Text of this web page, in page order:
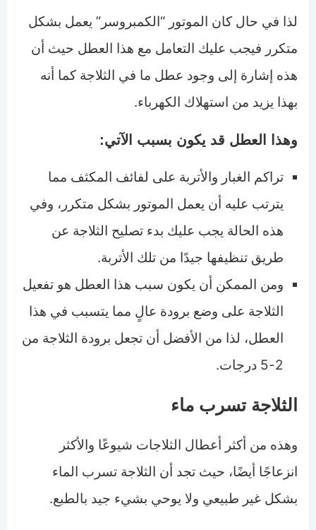
لذا في حال كان الموتور “الكمبروسر” يعمل بشكل
متكرر فيجب عليك التعامل مع هذا العطل حيث أن
هذه إشارة إلى وجود عطل ما في الثلاجة كما أنه
بهذا يزيد من استهلاك الكهرباء.
وهذا العطل قد يكون بسبب الآتي:
تراكم الغبار والأتربة على لفائف المكثف مما
يترتب عليه أن يعمل الموتور بشكل متكرر، وفي
هذه الحالة يجب عليك بدء تصليح الثلاجة عن
طريق تنظيفها جيدًا من تلك الأتربة.
ومن الممكن أن يكون سبب هذا العطل هو تفعيل
الثلاجة على وضع برودة عالٍ مما يتسبب في هذا
العطل، لذا من الأفضل أن تجعل برودة الثلاجة من
2-5 درجات.
الثلاجة تسرب ماء
وهذه من أكثر أعطال الثلاجات شيوعًا والأكثر
انزعاجًا أيضًا، حيث تجد أن الثلاجة تسرب الماء
بشكل غير طبيعي ولا يوحي بشيء جيد بالطبع.